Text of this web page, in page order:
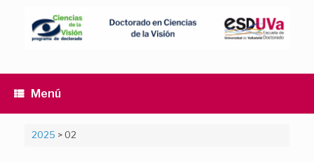
contenido
Menú
2025 > 02